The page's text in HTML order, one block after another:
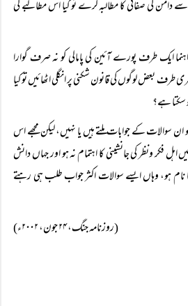
کی صفائی کا مطالبہ کرے تو کیا اس مطالبے کی
ایک طرف پورے آئین کی پامالی کو نہ صرف گوارا
طرف بعض لوگوں کی قانون شکنی پر انگلی اٹھائیں تو کیا
سکتا ہے؟
ان سوالات کے جوابات ملتے ہیں یا نہیں، لیکن مجھے اس
ونظر کی جانشینی کا اہتمام نہ ہو اور جہاں دانش
ہو، وہاں ایسے سوالات اکثر جواب طلب ہی رہتے
(روزنامہ جنگ، ۲۴ جون، ۲۰۰۲ء)